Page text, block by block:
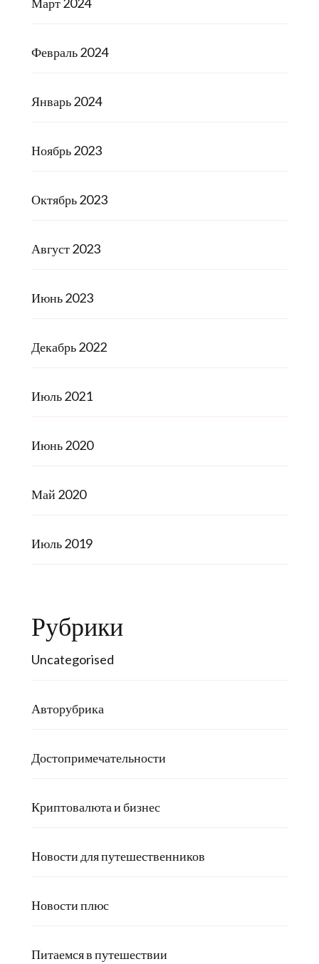
Февраль 2024
Январь 2024
Ноябрь 2023
Октябрь 2023
Август 2023
Июнь 2023
Декабрь 2022
Июль 2021
Июнь 2020
Май 2020
Июль 2019
Рубрики
Uncategorised
Авторубрика
Достопримечательности
Криптовалюта и бизнес
Новости для путешественников
Новости плюс
Питаемся в путешествии